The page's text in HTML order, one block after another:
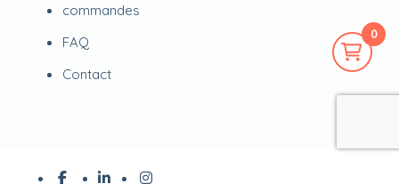
0
commandes
FAQ
Contact